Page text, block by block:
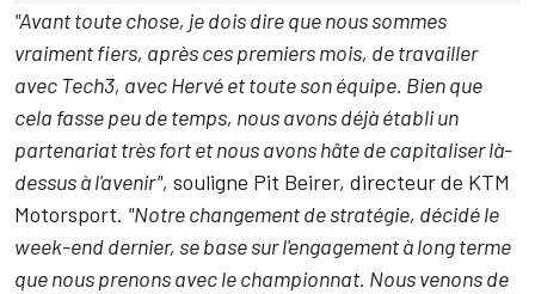
"Avant toute chose, je dois dire que nous sommes
vraiment fiers, après ces premiers mois, de travailler
avec Tech3, avec Hervé et toute son équipe. Bien que
cela fasse peu de temps, nous avons déjà établi un
partenariat très fort et nous avons hâte de capitaliser là-
dessus à l'avenir", souligne Pit Beirer, directeur de KTM
Motorsport. "Notre changement de stratégie, décidé le
week-end dernier, se base sur l'engagement à long terme
que nous prenons avec le championnat. Nous venons de